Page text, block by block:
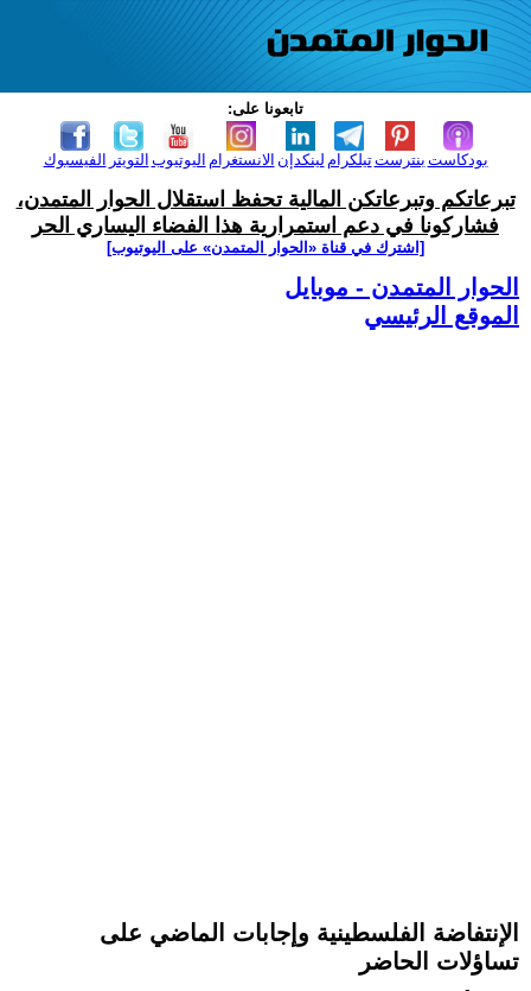
تابعونا على:
الفيسبوك التويتر اليوتيوب الانستغرام لينكدإن تيلكرامبنترست بودكاست
تبرعاتكم وتبرعاتكن المالية تحفظ استقلال الحوار المتمدن،
فشاركونا في دعم استمرارية هذا الفضاء اليساري الحر
[اشترك في قناة ‫«الحوار المتمدن» على اليوتيوب]
الحوار المتمدن - موبايل
الموقع الرئيسي
الإنتفاضة الفلسطينية وإجابات الماضي على
تساؤلات الحاضر